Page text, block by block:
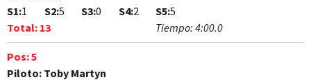
S1:1 S2:5 S3:0 S4:2 S5:5
Total: 13 Tiempo: 4:00.0
Pos:5
Piloto: Toby Martyn